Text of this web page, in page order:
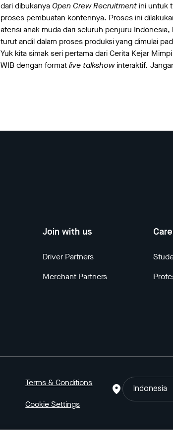
dari dibukanya Open Crew Recruitment ini untuk
proses pembuatan kontennya. Proses ini
atensi anak muda dari seluruh penjuru
turut andil dalam proses produksi yang dimulai
Yuk kita simak seri pertama dari Cerita Kejar
WIB dengan formatlive talkshowinteraktif.
Join with us
Driver Partners
Merchant Partners
Terms & Conditions
Cookie Settings
Indonesia